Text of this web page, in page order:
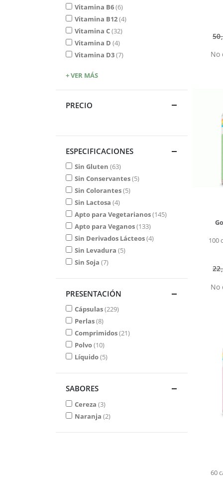
Vitamina B6 6
Vitamina B12 4
Vitamina C 32
Vitamina D 4
Vitamina D3 7
+ VER MÁS
PRECIO
ESPECIFICACIONES
Sin Gluten 63
Sin Conservantes 5
Sin Colorantes 5
Sin Lactosa 4
Apto para Vegetarianos 145
Apto para Veganos 133
Sin Derivados Lácteos 4
Sin Levadura 5
Sin Soja 7
PRESENTACIÓN
Cápsulas 229
Perlas 8
Comprimidos 21
Polvo 10
Líquido 5
SABORES
Cereza 3
Naranja 2
No
100
No
60